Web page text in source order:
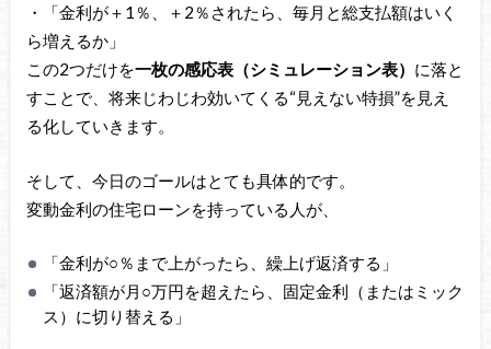
・「金利が＋1％、＋2％されたら、毎月と総支払額はいく
ら増えるか」
この2つだけを一枚の感応表（シミュレーション表） に落と
すことで、将来じわじわ効いてくる“見えない特損”を見え
る化していきます。
そして、今日のゴールはとても具体的です。
変動金利の住宅ローンを持っている人が、
「金利が○％まで上がったら、繰上げ返済する」
「返済額が月○万円を超えたら、固定金利（またはミック
ス）に切り替える」